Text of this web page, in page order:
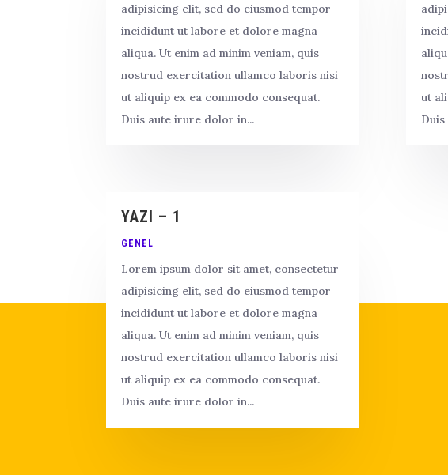
adipisicing elit, sed do eiusmod tempor
incididunt ut labore et dolore magna
aliqua. Ut enim ad minim veniam, quis
nostrud exercitation ullamco laboris nisi
ut aliquip ex ea commodo consequat.
Duis aute irure dolor in...
YAZI – 1
GENEL
Lorem ipsum dolor sit amet, consectetur
adipisicing elit, sed do eiusmod tempor
incididunt ut labore et dolore magna
aliqua. Ut enim ad minim veniam, quis
nostrud exercitation ullamco laboris nisi
ut aliquip ex ea commodo consequat.
Duis aute irure dolor in...
ut